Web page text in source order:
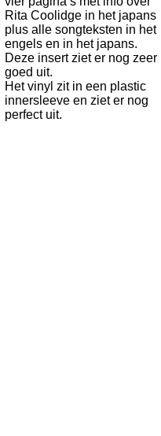
Rita Coolidge in het japans
plus alle songteksten in het
engels en in het japans.
Deze insert ziet er nog zeer
goed uit.
Het vinyl zit in een plastic
innersleeve en ziet er nog
perfect uit.